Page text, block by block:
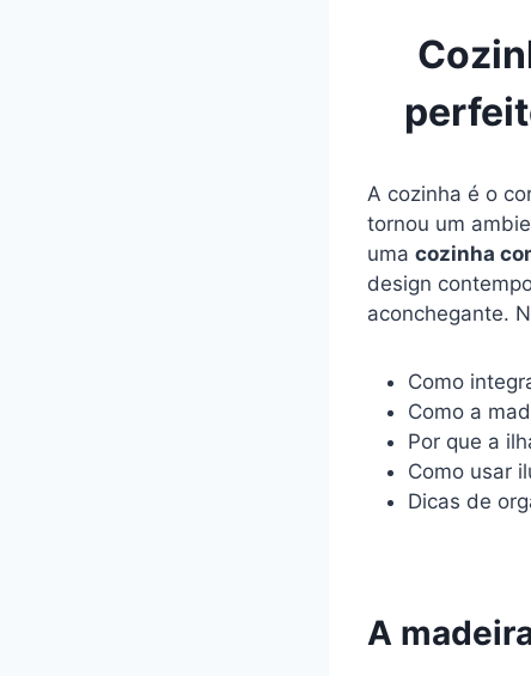
A cozinha é o
tornou um
uma cozinha
design
aconchegante.
Como
Como a
Por que a
Como usar
Dicas de
A